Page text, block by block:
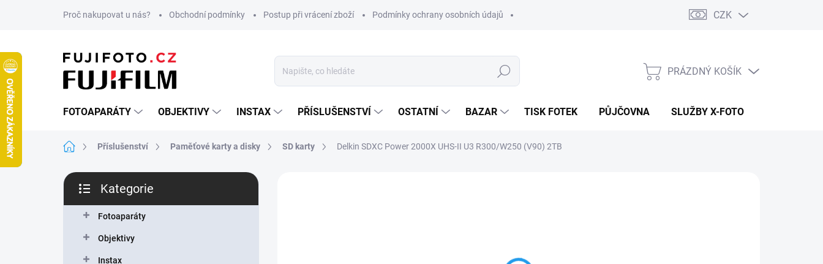
Proč nakupovat u nás? Obchodní podmínky Postup při vrácení zboží Podmínky ochrany osobních údajů CZK
Hledat
NÁKUPNÍ
PRÁZDNÝ KOŠÍK
FOTOAPARÁTY OBJEKTIVY INSTAX PŘÍSLUŠENSTVÍ OSTATNÍ BAZAR TISK FOTEK PŮJČOVNA SLUŽBY X-FOTO
Domů Příslušenství Paměťové karty a disky SD karty Delkin SDXC Power 2000X UHS-II U3 R300/W250 (V90) 2TB
P
s
kategorie
Kategorie
Fotoaparáty
Objektivy
Instax